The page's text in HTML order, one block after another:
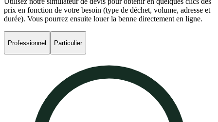
prix en fonction de votre besoin (type de déchet, volume, adresse et
durée). Vous pourrez ensuite louer la benne directement en ligne.
Professionnel Particulier